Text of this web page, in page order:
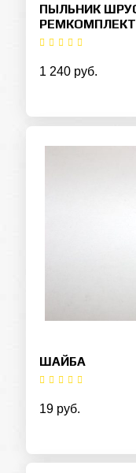
ПЫЛЬНИК
РЕМКОМПЛЕКТ
1 240 руб.
ШАЙБА
19 руб.